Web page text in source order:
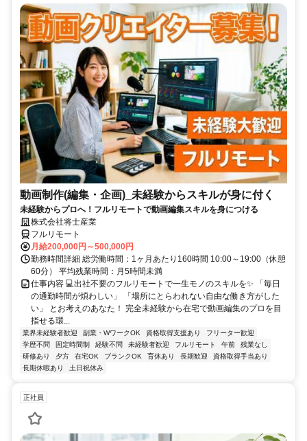
動画制作(編集・企画)_未経験からスキルが身に付く
未経験からプロへ！フルリモートで動画編集スキルを身につける
株式会社将士産業
フルリモート
月給200,000円～500,000円
勤務時間詳細 総労働時間：1ヶ月あたり160時間 10:00～19:00（休憩
60分） 平均残業時間：月5時間未満
仕事内容 💻出社不要のフルリモートで一生モノのスキルを✨ 「毎日
の通勤時間が煩わしい」 「場所にとらわれない自由な働き方がした
い」 とお考えのあなた！ 完全未経験から在宅で動画編集のプロを目
指せる環...
業界未経験者歓迎 副業・WワークOK 資格取得支援あり
フリーター歓迎
学歴不問
固定時間制 経験不問 未経験者歓迎 フルリモート 午前
残業なし
研修あり
夕方 在宅OK ブランクOK 育休あり 長期歓迎
資格取得手当あり
長期休暇あり
土日祝休み
正社員